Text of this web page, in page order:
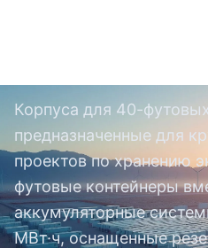
Корпуса для 40-
предназначенные для
проектов по хранению
футовые контейнеры
аккумуляторные
МВт·ч, оснащенные